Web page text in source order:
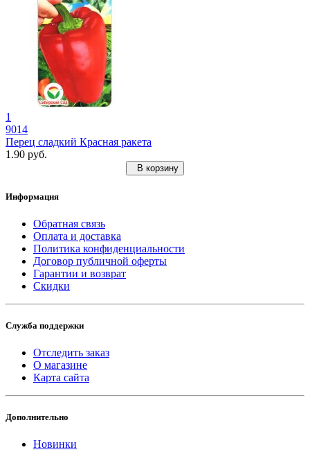
1
9014
Перец сладкий Красная ракета
1.90 руб.
В корзину
Информация
Обратная связь
Оплата и доставка
Политика конфиденциальности
Договор публичной оферты
Гарантии и возврат
Скидки
Служба поддержки
Отследить заказ
О магазине
Карта сайта
Дополнительно
Новинки